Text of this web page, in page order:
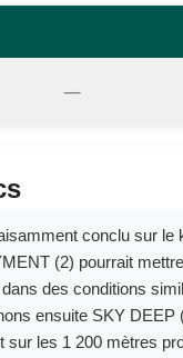
—
conclu sur le
(2) pourrait
des conditions
ensuite SKY
sur les 1 200 mètres